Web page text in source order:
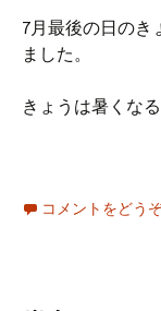
7月最後の日のき
ました。
きょうは暑くな
コメントをどう